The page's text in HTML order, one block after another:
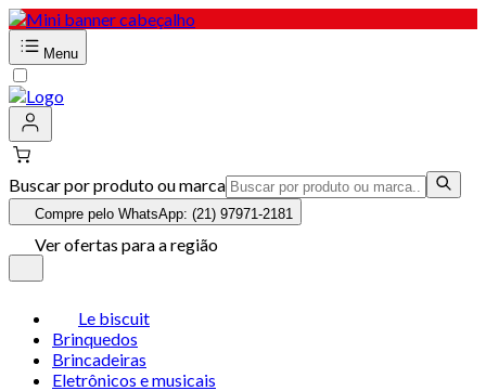
Menu
Buscar por produto ou marca
Compre pelo WhatsApp: (21) 97971-2181
Ver ofertas para a região
Le biscuit
Brinquedos
Brincadeiras
Eletrônicos e musicais